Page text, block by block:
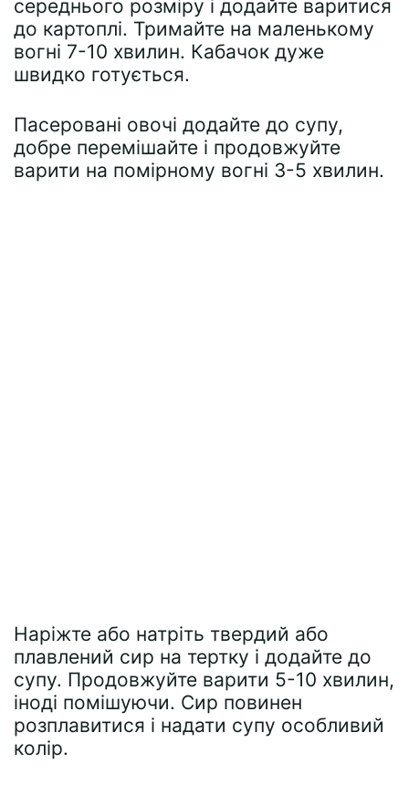
середнього розміру і додайте варитися
до картоплі. Тримайте на маленькому
вогні 7-10 хвилин. Кабачок дуже
швидко готується.
Пасеровані овочі додайте до супу,
добре перемішайте і продовжуйте
варити на помірному вогні 3-5 хвилин.
Наріжте або натріть твердий або
плавлений сир на тертку і додайте до
супу. Продовжуйте варити 5-10 хвилин,
іноді помішуючи. Сир повинен
розплавитися і надати супу особливий
колір.